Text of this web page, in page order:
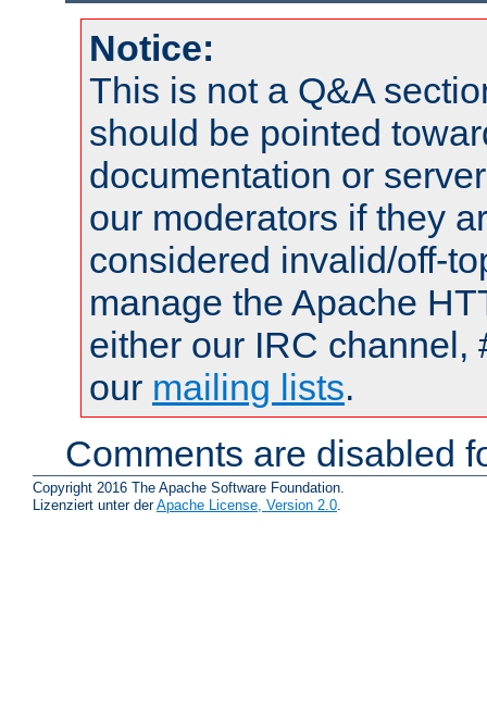
Notice:
This is not a Q&A
should be pointed
documentation or
our moderators if they
considered invalid/off-
manage the Apache
either our IRC channel,
our mailing lists.
Comments are disabled
Copyright 2016 The Apache Software Foundation.
Lizenziert unter derApache License, Version 2.0